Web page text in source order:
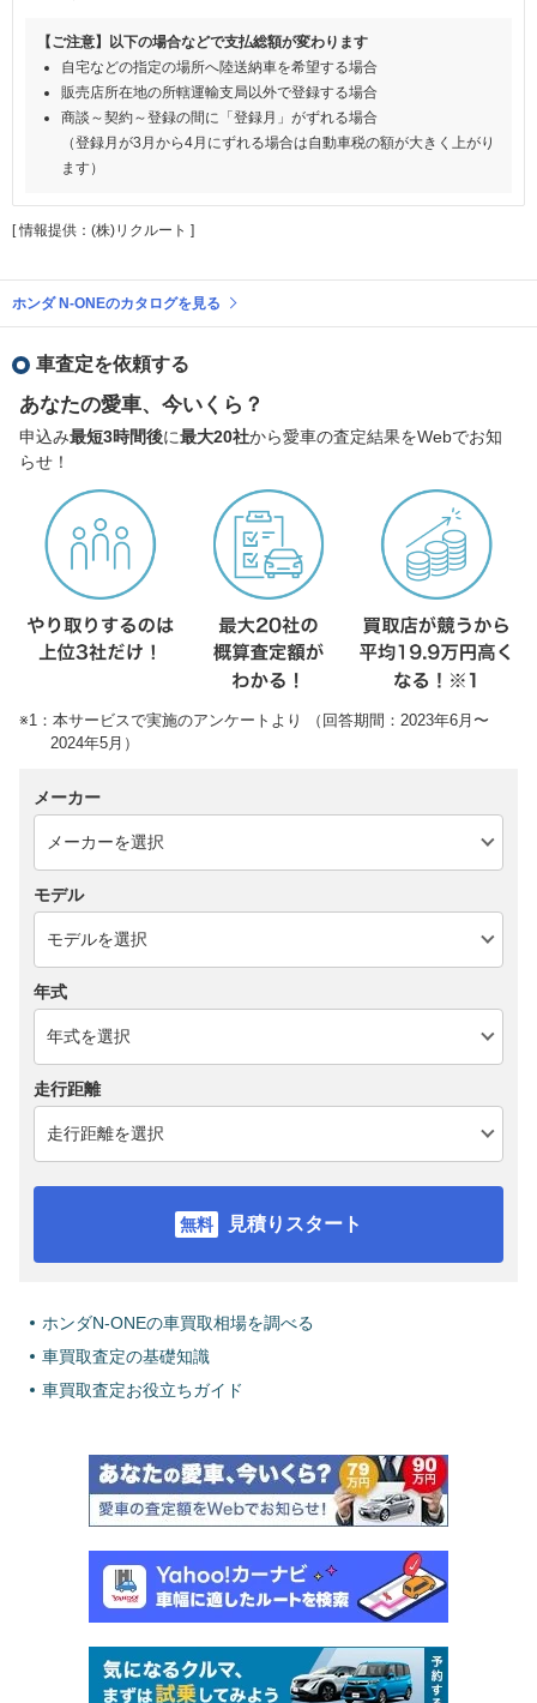
【ご注意】以下の場合などで支払総額が変わります
自宅などの指定の場所へ陸送納車を希望する場合
販売店所在地の所轄運輸支局以外で登録する場合
商談～契約～登録の間に「登録月」がずれる場合
（登録月が3月から4月にずれる場合は自動車税の額が大きく上がり
ます）
[ 情報提供：(株)リクルート ]
ホンダ N-ONEのカタログを見る
車査定を依頼する
あなたの愛車、今いくら？
申込み最短3時間後に最大20社から愛車の査定結果をWebでお知
らせ！
※1：本サービスで実施のアンケートより （回答期間：2023年6月〜
2024年5月）
メーカー
モデル
年式
走行距離
見積りスタート
ホンダN-ONEの車買取相場を調べる
車買取査定の基礎知識
車買取査定お役立ちガイド